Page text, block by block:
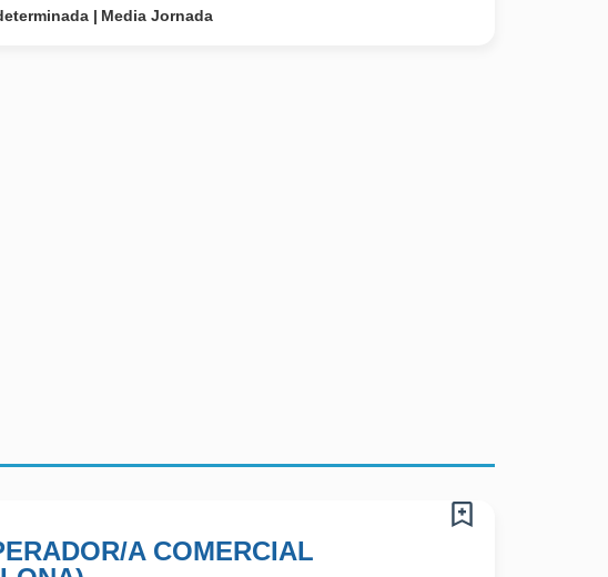
Media Jornada
A COMERCIAL